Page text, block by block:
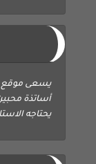
يسعى موقع
أساتذة
يحتاجه